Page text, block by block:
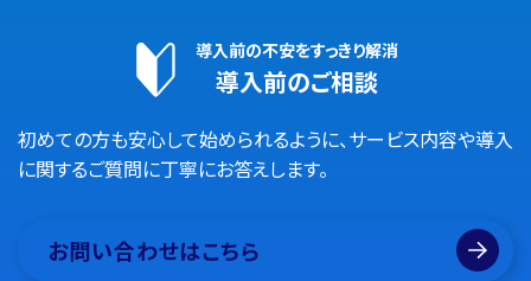
導入前の不安をすっきり解消
導入前のご相談
初めての方も安心して始められるように、サービス内容や導入
に関するご質問に丁寧にお答えします。
お問い合わせはこちら